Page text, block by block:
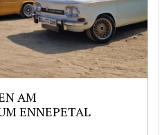
AM
ENNEPETAL